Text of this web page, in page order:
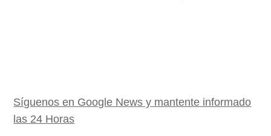
Síguenos en Google News y mantente informado
las 24 Horas